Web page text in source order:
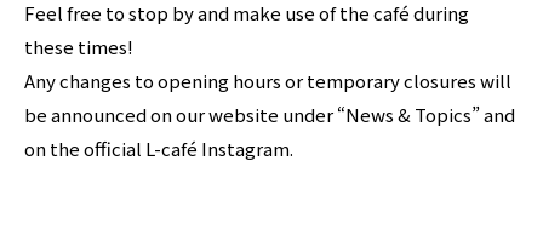
Feel free to stop by and make use of the café during
these times!
Any changes to opening hours or temporary closures will
be announced on our website under “News & Topics” and
on the official L-café Instagram.